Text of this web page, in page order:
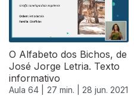
O Alfabeto dos Bichos, de
José Jorge Letria. Texto
informativo
Aula 64 | 27 min. | 28 jun. 2021